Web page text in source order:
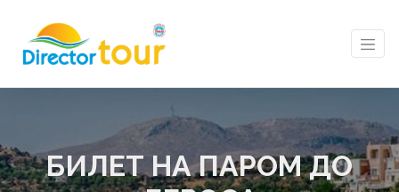
БИЛЕТ НА ПАРОМ ДО